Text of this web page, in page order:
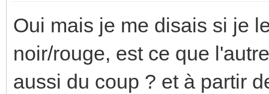
Oui mais je me disais si je
noir/rouge, est ce que
aussi du coup ? et à partir